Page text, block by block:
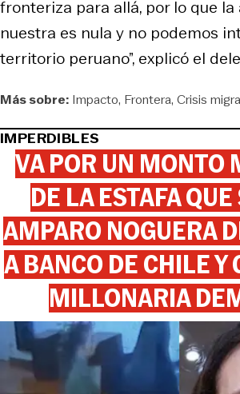
fronteriza para allá, por lo que
nuestra es nula y no podemos
territorio peruano”, explicó el
Más sobre: Impacto Frontera Crisis
IMPERDIBLES
VA POR UN MONTO
DE LA ESTAFA
AMPARO NOGUERA
A BANCO DE CHILE Y
MILLONARIA